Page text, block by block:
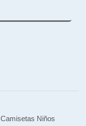
Camisetas Niños